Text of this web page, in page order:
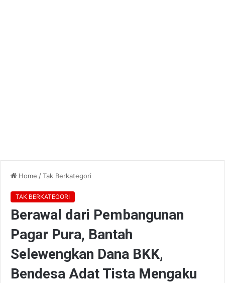
Home /Tak Berkategori
TAK BERKATEGORI
Berawal dari Pembangunan
Pagar Pura, Bantah
Selewengkan Dana BKK,
Bendesa Adat Tista Mengaku